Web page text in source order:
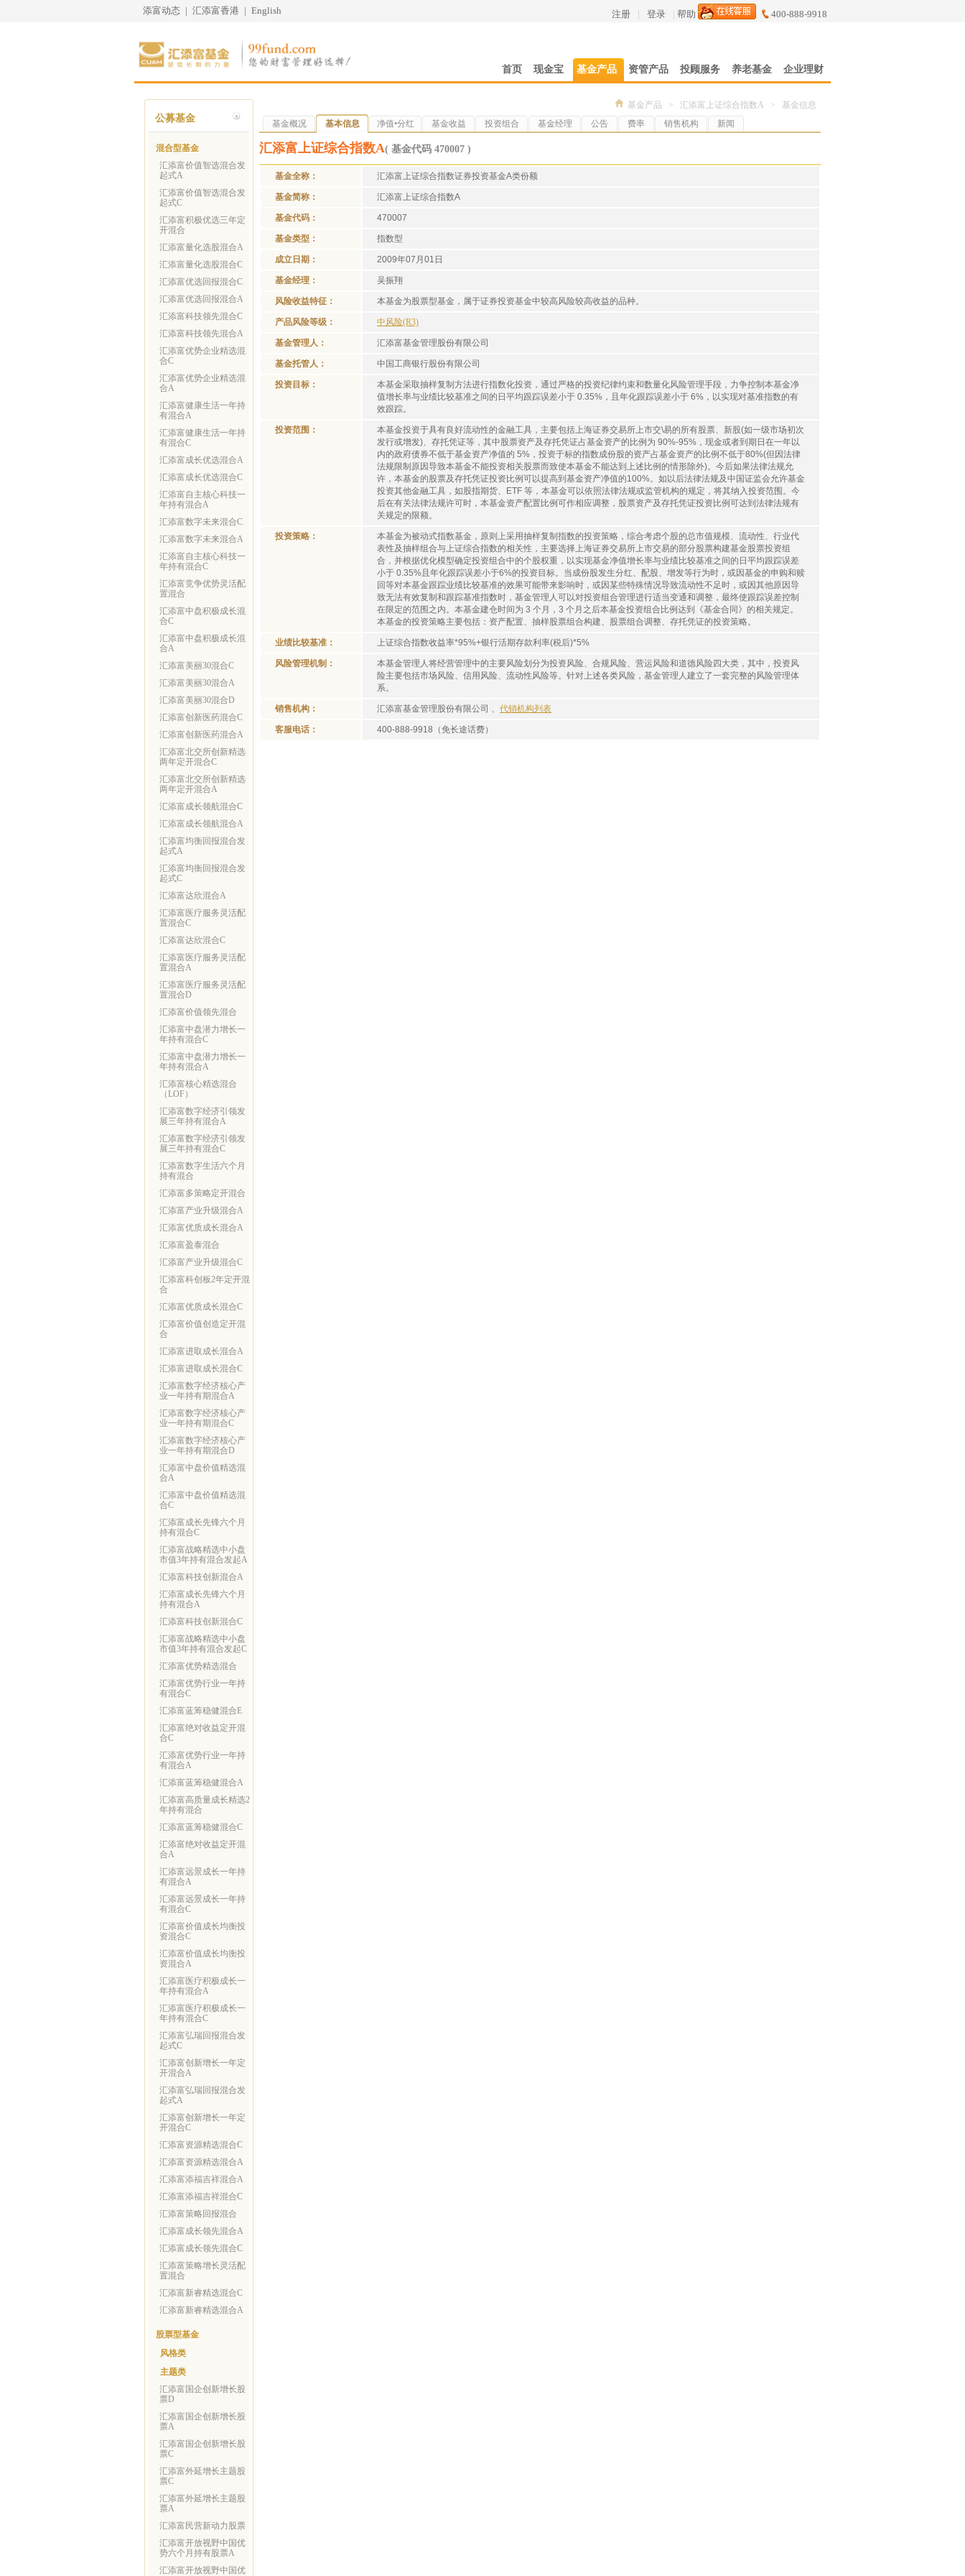
添富动态 | 汇添富香港 | English 注册 | 登录 | 帮助 400-888-9918
首页 现金宝 基金产品 资管产品 投顾服务 养老基金 企业理财
公募基金
混合型基金
汇添富价值智选混合发
起式A
汇添富价值智选混合发
起式C
汇添富积极优选三年定
开混合
汇添富量化选股混合A
汇添富量化选股混合C
汇添富优选回报混合C
汇添富优选回报混合A
汇添富科技领先混合C
汇添富科技领先混合A
汇添富优势企业精选混
合C
汇添富优势企业精选混
合A
汇添富健康生活一年持
有混合A
汇添富健康生活一年持
有混合C
汇添富成长优选混合A
汇添富成长优选混合C
汇添富自主核心科技一
年持有混合A
汇添富数字未来混合C
汇添富数字未来混合A
汇添富自主核心科技一
年持有混合C
汇添富竞争优势灵活配
置混合
汇添富中盘积极成长混
合C
汇添富中盘积极成长混
合A
汇添富美丽30混合C
汇添富美丽30混合A
汇添富美丽30混合D
汇添富创新医药混合C
汇添富创新医药混合A
汇添富北交所创新精选
两年定开混合C
汇添富北交所创新精选
两年定开混合A
汇添富成长领航混合C
汇添富成长领航混合A
汇添富均衡回报混合发
起式A
汇添富均衡回报混合发
起式C
汇添富达欣混合A
汇添富医疗服务灵活配
置混合C
汇添富达欣混合C
汇添富医疗服务灵活配
置混合A
汇添富医疗服务灵活配
置混合D
汇添富价值领先混合
汇添富中盘潜力增长一
年持有混合C
汇添富中盘潜力增长一
年持有混合A
汇添富核心精选混合
（LOF）
汇添富数字经济引领发
展三年持有混合A
汇添富数字经济引领发
展三年持有混合C
汇添富数字生活六个月
持有混合
汇添富多策略定开混合
汇添富产业升级混合A
汇添富优质成长混合A
汇添富盈泰混合
汇添富产业升级混合C
汇添富科创板2年定开混
合
汇添富优质成长混合C
汇添富价值创造定开混
合
汇添富进取成长混合A
汇添富进取成长混合C
汇添富数字经济核心产
业一年持有期混合A
汇添富数字经济核心产
业一年持有期混合C
汇添富数字经济核心产
业一年持有期混合D
汇添富中盘价值精选混
合A
汇添富中盘价值精选混
合C
汇添富成长先锋六个月
持有混合C
汇添富战略精选中小盘
市值3年持有混合发起A
汇添富科技创新混合A
汇添富成长先锋六个月
持有混合A
汇添富科技创新混合C
汇添富战略精选中小盘
市值3年持有混合发起C
汇添富优势精选混合
汇添富优势行业一年持
有混合C
汇添富蓝筹稳健混合E
汇添富绝对收益定开混
合C
汇添富优势行业一年持
有混合A
汇添富蓝筹稳健混合A
汇添富高质量成长精选2
年持有混合
汇添富蓝筹稳健混合C
汇添富绝对收益定开混
合A
汇添富远景成长一年持
有混合A
汇添富远景成长一年持
有混合C
汇添富价值成长均衡投
资混合C
汇添富价值成长均衡投
资混合A
汇添富医疗积极成长一
年持有混合A
汇添富医疗积极成长一
年持有混合C
汇添富弘瑞回报混合发
起式C
汇添富创新增长一年定
开混合A
汇添富弘瑞回报混合发
起式A
汇添富创新增长一年定
开混合C
汇添富资源精选混合C
汇添富资源精选混合A
汇添富添福吉祥混合A
汇添富添福吉祥混合C
汇添富策略回报混合
汇添富成长领先混合A
汇添富成长领先混合C
汇添富策略增长灵活配
置混合
汇添富新睿精选混合C
汇添富新睿精选混合A
股票型基金
风格类
主题类
汇添富国企创新增长股
票D
汇添富国企创新增长股
票A
汇添富国企创新增长股
票C
汇添富外延增长主题股
票C
汇添富外延增长主题股
票A
汇添富民营新动力股票
汇添富开放视野中国优
势六个月持有股票A
汇添富开放视野中国优
基金产品 > 汇添富上证综合指数A > 基金信息
基金概况 基本信息 净值•分红 基金收益 投资组合 基金经理 公告 费率 销售机构 新闻
汇添富上证综合指数A( 基金代码 470007 )
基金全称： 汇添富上证综合指数证券投资基金A类份额
基金简称： 汇添富上证综合指数A
基金代码： 470007
基金类型： 指数型
成立日期： 2009年07月01日
基金经理： 吴振翔
风险收益特征： 本基金为股票型基金，属于证券投资基金中较高风险较高收益的品种。
产品风险等级： 中风险(R3)
基金管理人： 汇添富基金管理股份有限公司
基金托管人： 中国工商银行股份有限公司
投资目标：
本基金采取抽样复制方法进行指数化投资，通过严格的投资纪律约束和数量化风险管理手段，力争控制本基金净
值增长率与业绩比较基准之间的日平均跟踪误差小于 0.35%，且年化跟踪误差小于 6%，以实现对基准指数的有
效跟踪。
投资范围：
本基金投资于具有良好流动性的金融工具，主要包括上海证券交易所上市交\易的所有股票、新股(如一级市场初次
发行或增发)、存托凭证等，其中股票资产及存托凭证占基金资产的比例为 90%-95%，现金或者到期日在一年以
内的政府债券不低于基金资产净值的 5%，投资于标的指数成份股的资产占基金资产的比例不低于80%(但因法律
法规限制原因导致本基金不能投资相关股票而致使本基金不能达到上述比例的情形除外)。今后如果法律法规允
许，本基金的股票及存托凭证投资比例可以提高到基金资产净值的100%。如以后法律法规及中国证监会允许基金
投资其他金融工具，如股指期货、ETF 等，本基金可以依照法律法规或监管机构的规定，将其纳入投资范围。今
后在有关法律法规许可时，本基金资产配置比例可作相应调整，股票资产及存托凭证投资比例可达到法律法规有
关规定的限额。
投资策略：
本基金为被动式指数基金，原则上采用抽样复制指数的投资策略，综合考虑个股的总市值规模、流动性、行业代
表性及抽样组合与上证综合指数的相关性，主要选择上海证券交易所上市交易的部分股票构建基金股票投资组
合，并根据优化模型确定投资组合中的个股权重，以实现基金净值增长率与业绩比较基准之间的日平均跟踪误差
小于 0.35%且年化跟踪误差小于6%的投资目标。当成份股发生分红、配股、增发等行为时，或因基金的申购和赎
回等对本基金跟踪业绩比较基准的效果可能带来影响时，或因某些特殊情况导致流动性不足时，或因其他原因导
致无法有效复制和跟踪基准指数时，基金管理人可以对投资组合管理进行适当变通和调整，最终使跟踪误差控制
在限定的范围之内。本基金建仓时间为 3 个月，3 个月之后本基金投资组合比例达到《基金合同》的相关规定。
本基金的投资策略主要包括：资产配置、抽样股票组合构建、股票组合调整、存托凭证的投资策略。
业绩比较基准： 上证综合指数收益率*95%+银行活期存款利率(税后)*5%
风险管理机制：
本基金管理人将经营管理中的主要风险划分为投资风险、合规风险、营运风险和道德风险四大类，其中，投资风
险主要包括市场风险、信用风险、流动性风险等。针对上述各类风险，基金管理人建立了一套完整的风险管理体
系。
销售机构： 汇添富基金管理股份有限公司 、 代销机构列表
客服电话： 400-888-9918（免长途话费）